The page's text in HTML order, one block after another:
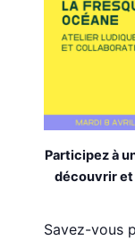
Participez à
découvriret
Savez-vous